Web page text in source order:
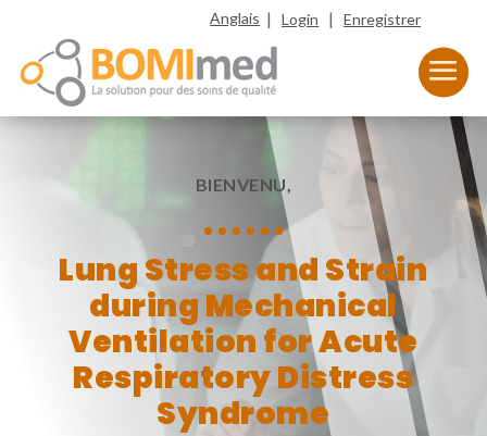
Anglais |Login |Enregistrer
BIENVENU,
Lung Stress and Strain
during Mechanical
Ventilation for Acute
Respiratory Distress
Syndrome